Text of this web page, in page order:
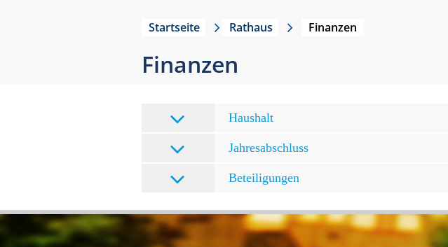
Startseite Rathaus Finanzen
Finanzen
Haushalt
Jahresabschluss
Beteiligungen